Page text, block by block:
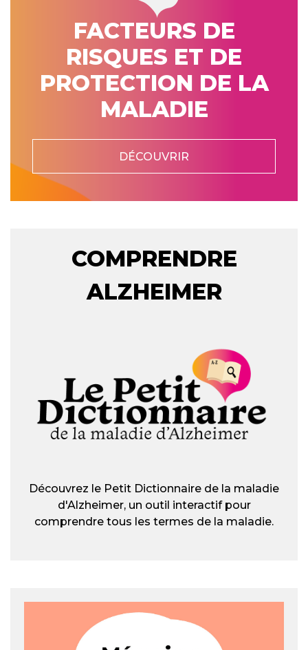
FACTEURS DE
RISQUES ET DE
PROTECTION DE LA
MALADIE
DÉCOUVRIR
COMPRENDRE
ALZHEIMER
Découvrez le Petit Dictionnaire de la maladie
d'Alzheimer, un outil interactif pour
comprendre tous les termes de la maladie.